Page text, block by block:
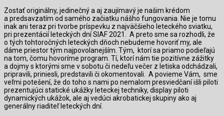
Zostať originálny, jedinečný a aj zaujímavý je našim krédom
a predsavzatím od samého začiatku nášho fungovania. Nie je tomu
inak ani teraz pri tvorbe príspevku z najväčšieho leteckého sviatku,
pri prezentácií leteckých dní SIAF 2021. A preto sme sa rozhodli, že
o tých tohtoročných leteckých dňoch nebudeme hovoriť my, ale
dáme priestor tým najpovolanejším. Tým, ktorí sa priamo podieľajú
na tom, čomu hovoríme program. Tí, ktorí nám tie pozitívne zážitky
a dojmy s ktorými sme v sobotu či nedeľu večer z letiska odchádzali,
pripravili, priniesli, predstavili či okomentovali. A povieme Vám, sme
veľmi potešení, že do toho s nami po nemalom presviedčaní išli piloti
prezentujúci statické ukážky leteckej techniky, display piloti
dynamických ukážok, ale aj vedúci akrobatickej skupiny ako aj
generálny riaditeľ leteckých dní.